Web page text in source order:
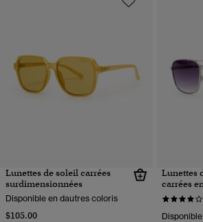
Lunettes de soleil carrées
surdimensionnées
Disponible en dautres coloris
$105.00
Lunettes
carrées